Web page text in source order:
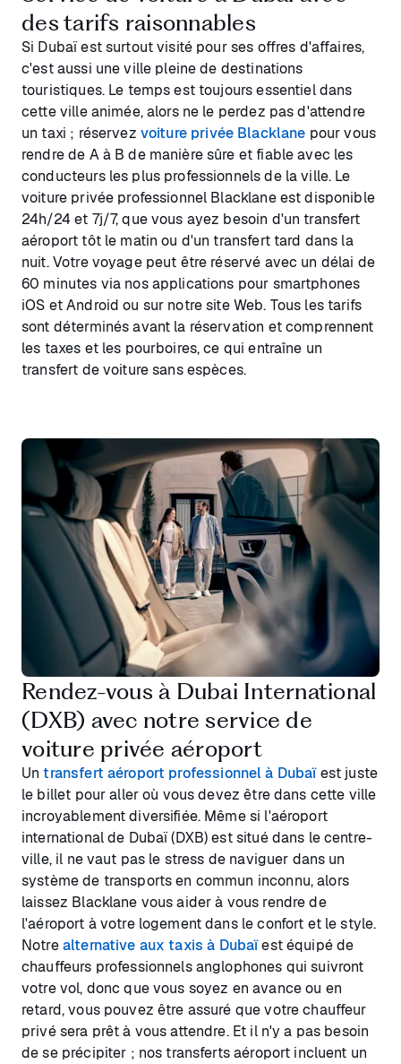
des tarifs raisonnables
Si Dubaï est surtout visité pour ses offres d'affaires,
c'est aussi une ville pleine de destinations
touristiques. Le temps est toujours essentiel dans
cette ville animée, alors ne le perdez pas d'attendre
un taxi ; réservez voiture privée Blacklane pour vous
rendre de A à B de manière sûre et fiable avec les
conducteurs les plus professionnels de la ville. Le
voiture privée professionnel Blacklane est disponible
24h/24 et 7j/7, que vous ayez besoin d'un transfert
aéroport tôt le matin ou d'un transfert tard dans la
nuit. Votre voyage peut être réservé avec un délai de
60 minutes via nos applications pour smartphones
iOS et Android ou sur notre site Web. Tous les tarifs
sont déterminés avant la réservation et comprennent
les taxes et les pourboires, ce qui entraîne un
transfert de voiture sans espèces.
Rendez-vous à Dubai International
(DXB) avec notre service de
voiture privée aéroport
Untransfert aéroport professionnel à Dubaïest juste
le billet pour aller où vous devez être dans cette ville
incroyablement diversifiée. Même si l'aéroport
international de Dubaï (DXB) est situé dans le centre-
ville, il ne vaut pas le stress de naviguer dans un
système de transports en commun inconnu, alors
laissez Blacklane vous aider à vous rendre de
l'aéroport à votre logement dans le confort et le style.
Notrealternative aux taxis à Dubaïest équipé de
chauffeurs professionnels anglophones qui suivront
votre vol, donc que vous soyez en avance ou en
retard, vous pouvez être assuré que votre chauffeur
privé sera prêt à vous attendre. Et il n'y a pas besoin
de se précipiter ; nos transferts aéroport incluent un